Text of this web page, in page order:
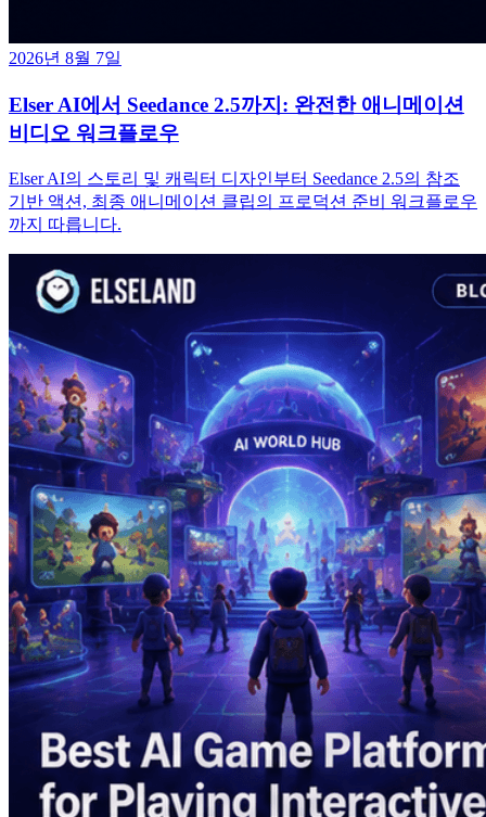
2026년 8월 7일
Elser AI에서 Seedance 2.5까지: 완전한 애니메이션
비디오 워크플로우
Elser AI의 스토리 및 캐릭터 디자인부터 Seedance 2.5의 참조
기반 액션, 최종 애니메이션 클립의 프로덕션 준비 워크플로우
까지 따릅니다.